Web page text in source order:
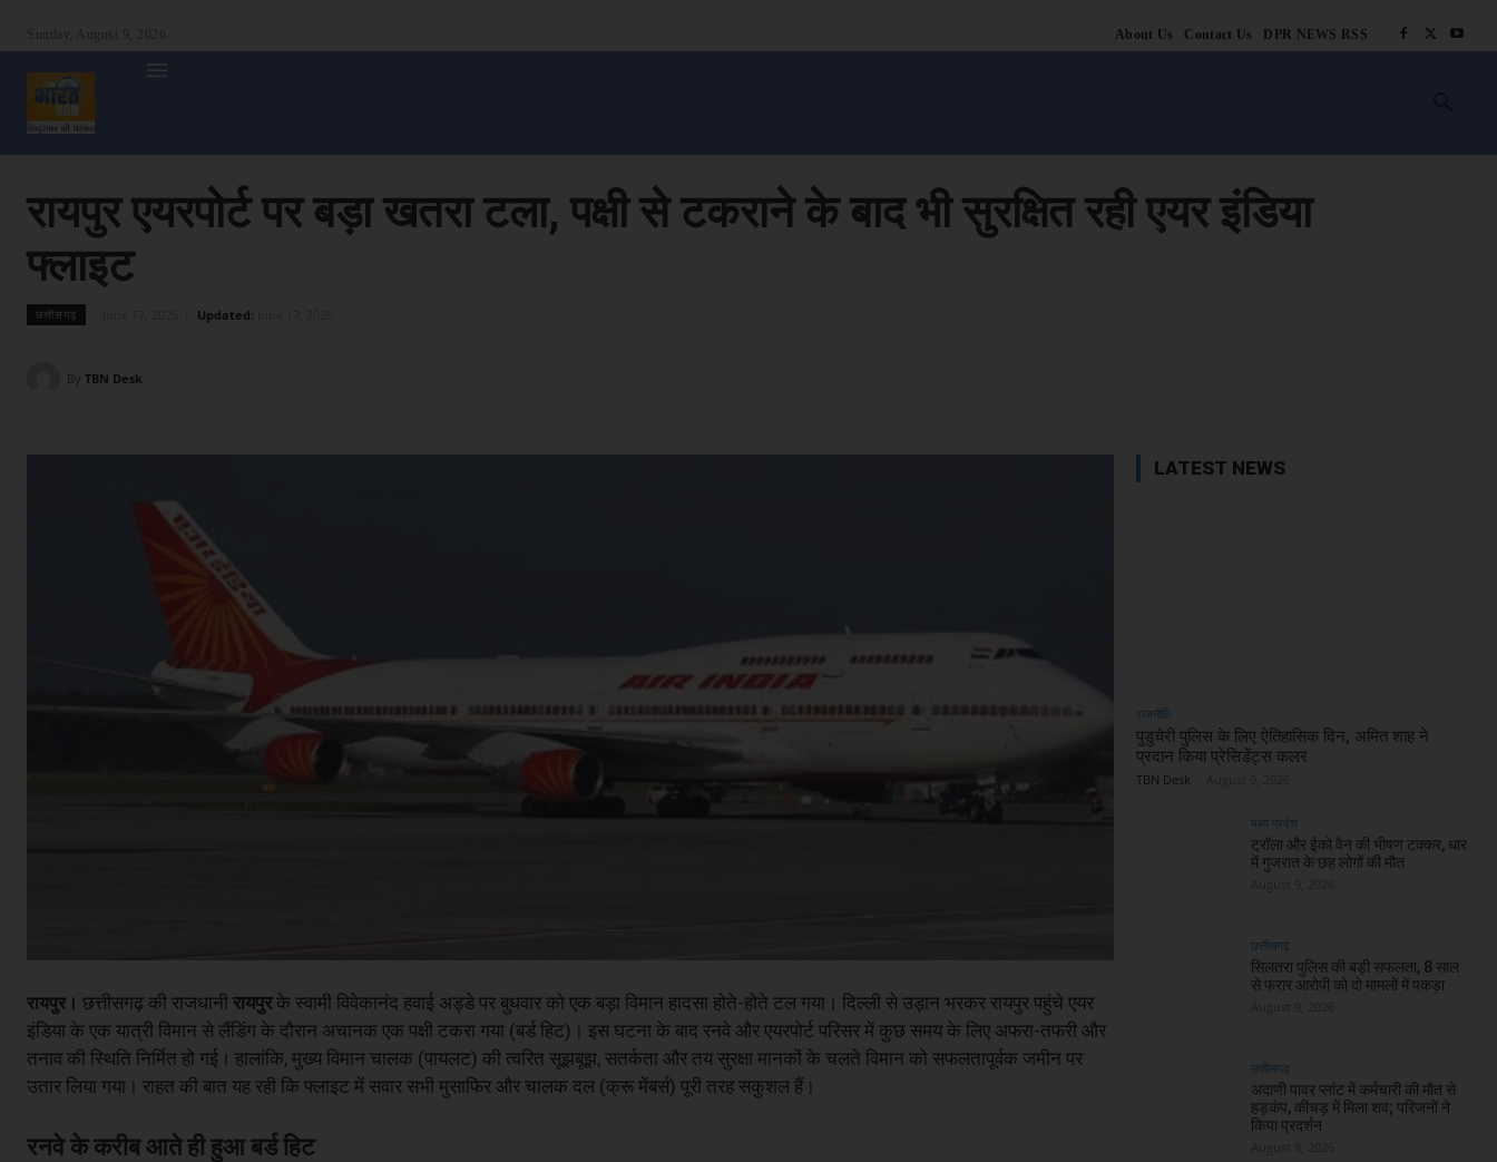
About Us Contact Us DPR NEWS RSS
रायपुर एयरपोर्ट पर बड़ा खतरा टला, पक्षी से टकराने के बाद भी सुरक्षित रही एयर इंडिया
फ्लाइट
छत्तीसगढ़ Updated:
By TBN Desk
रायपुर। छत्तीसगढ़ की राजधानी रायपुरके स्वामी विवेकानंद हवाई अड्डे पर बुधवार को एक बड़ा विमान हादसा होते-होते टल गया। दिल्ली से उड़ान भरकर रायपुर पहुंचे एयर
इंडिया के एक यात्री विमान से लैंडिंग के दौरान अचानक एक पक्षी टकरा गया (बर्ड हिट)। इस घटना के बाद रनवे और एयरपोर्ट परिसर में कुछ समय के लिए अफरा-तफरी और
तनाव की स्थिति निर्मित हो गई। हालांकि, मुख्य विमान चालक (पायलट) की त्वरित सूझबूझ, सतर्कता और तय सुरक्षा मानकों के चलते विमान को सफलतापूर्वक जमीन पर
उतार लिया गया। राहत की बात यह रही कि फ्लाइट में सवार सभी मुसाफिर और चालक दल (क्रू मेंबर्स) पूरी तरह सकुशल हैं।
रनवे के करीब आते ही हुआ बर्ड हिट
LATEST NEWS
राजनीति
पुडुचेरी पुलिस के लिए ऐतिहासिक दिन, अमित शाह ने
प्रदान किया प्रेसिडेंट्स कलर
TBN Desk
मध्य प्रदेश
ट्रॉला और ईको वैन की भीषण टक्कर, धार
में गुजरात के छह लोगों की मौत
छत्तीसगढ़
सिलतरा पुलिस की बड़ी सफलता, 8 साल
से फरार आरोपी को दो मामलों में पकड़ा
छत्तीसगढ़
अदाणी पावर प्लांट में कर्मचारी की मौत से
हड़कंप, कीचड़ में मिला शव; परिजनों ने
किया प्रदर्शन